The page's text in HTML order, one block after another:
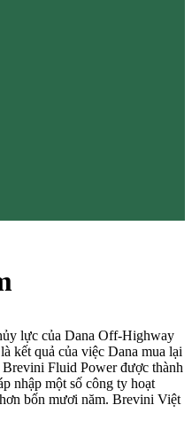
lực của Dana Off-Highway
kết quả của việc Dana mua lại
Fluid Power được thành
nhập một số công ty hoạt
bốn mươi năm. Brevini Việt